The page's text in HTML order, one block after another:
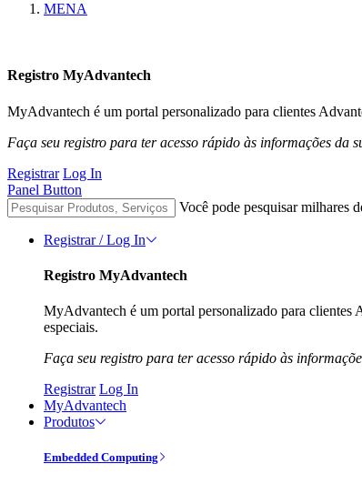
MENA
Registro MyAdvantech
MyAdvantech é um portal personalizado para clientes
Faça seu registro para ter acesso rápido às informações da
Registrar Log In
Panel Button
Você pode pesquisar milhares
Registrar / Log In
Registro MyAdvantech
MyAdvantech é um portal personalizado para clientes
especiais.
Faça seu registro para ter acesso rápido às
Registrar Log In
MyAdvantech
Produtos
Embedded Computing